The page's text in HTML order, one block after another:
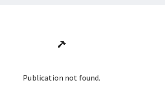
Publication not found.